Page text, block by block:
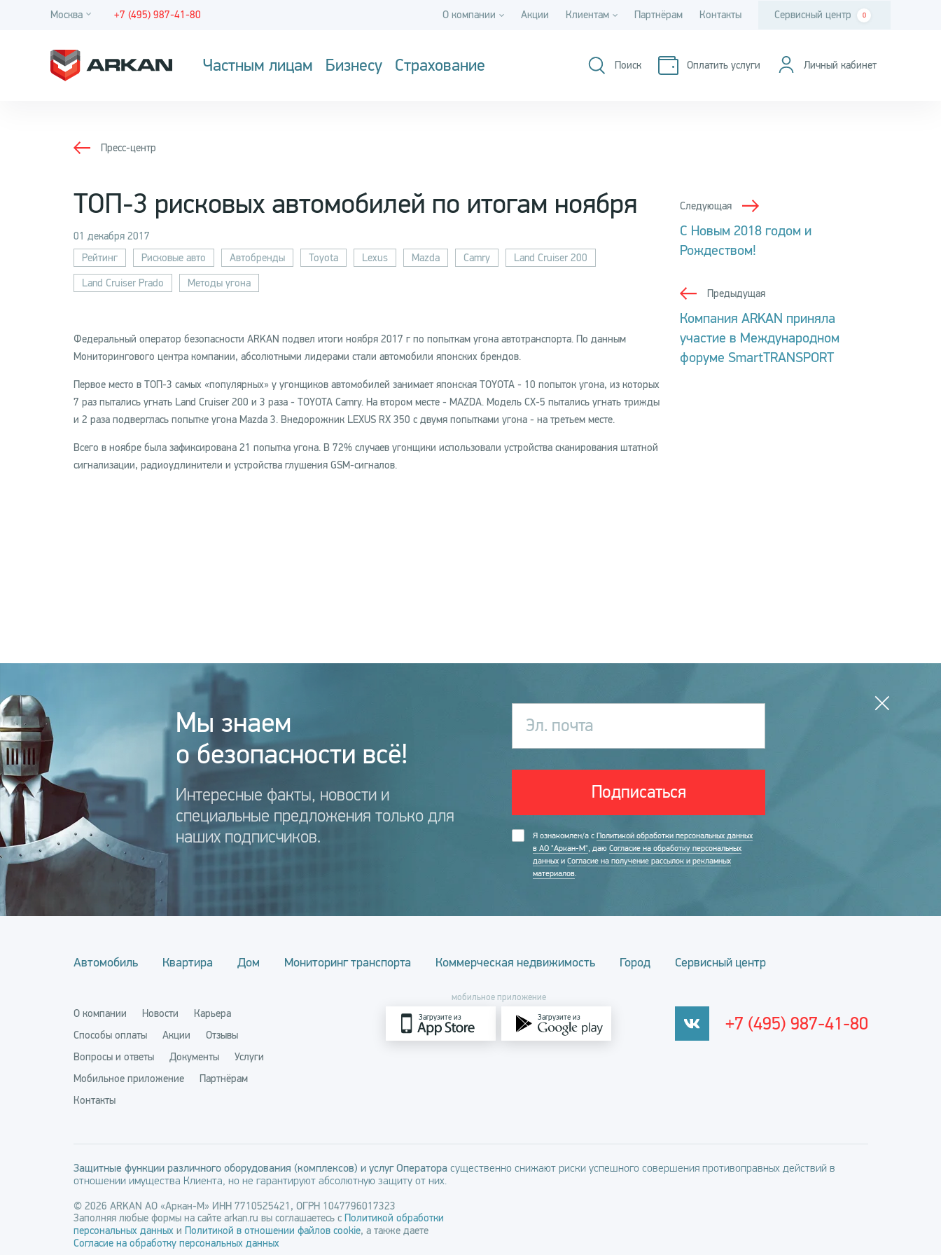
Москва +7 (495) 987-41-80 О компании Акции Клиентам Партнёрам Контакты Сервисный центр 0
Частным лицам Бизнесу Страхование Поиск Оплатить услуги Личный кабинет
Пресс-центр
ТОП-3 рисковых автомобилей по итогам ноября
01 декабря 2017
Рейтинг
Рисковые авто Автобренды Toyota Lexus Mazda Camry
Land Cruiser 200
Land Cruiser Prado
Методы угона
Федеральный оператор безопасности ARKAN подвел итоги ноября 2017 г по попыткам угона автотранспорта. По данным
Мониторингового центра компании, абсолютными лидерами стали автомобили японских брендов.
Первое место в ТОП-3 самых «популярных» у угонщиков автомобилей занимает японская TOYOTA - 10 попыток угона, из которых
7 раз пытались угнать Land Cruiser 200 и 3 раза - TOYOTA Camry. На втором месте - MAZDA. Модель CX-5 пытались угнать трижды
и 2 раза подверглась попытке угона Mazda 3. Внедорожник LEXUS RX 350 с двумя попытками угона - на третьем месте.
Всего в ноябре была зафиксирована 21 попытка угона. В 72% случаев угонщики использовали устройства сканирования штатной
сигнализации, радиоудлинители и устройства глушения GSM-сигналов.
Следующая
С Новым 2018 годом и
Рождеством!
Предыдущая
Компания ARKAN приняла
участие в Международном
форуме SmartTRANSPORT
Мы знаем
о безопасности всё!
Интересные факты, новости и
специальные предложения только для
наших подписчиков.
Эл. почта
Подписаться
Я ознакомлен/а с Политикой обработки персональных данных
в АО "Аркан-М", даю Согласие на обработку персональных
данных и Согласие на получение рассылок и рекламных
материалов.
Автомобиль Квартира Дом Мониторинг транспорта Коммерческая недвижимость Город Сервисный центр
О компании Новости
Карьера
Способы оплаты
Акции
Отзывы
Вопросы и ответы
Документы
Услуги
Мобильное приложение
Партнёрам
Контакты
мобильное приложение
Загрузите из Загрузите из +7 (495) 987-41-80
Защитные функции различного оборудования (комплексов) и услуг Оператора существенно снижают риски успешного совершения противоправных действий в
отношении имущества Клиента, но не гарантируют абсолютную защиту от них.
© 2026 ARKAN АО «Аркан-М» ИНН 7710525421, ОГРН 1047796017323
Заполняя любые формы на сайте arkan.ru вы соглашаетесь сПолитикой обработки
персональных данных и Политикой в отношении файлов cookie, а также даете
Согласие на обработку персональных данных